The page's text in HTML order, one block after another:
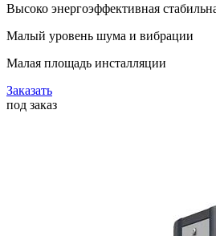
Высоко энергоэффективная
Малый уровень шума и вибрации
Малая площадь инсталляции
Заказать
под заказ